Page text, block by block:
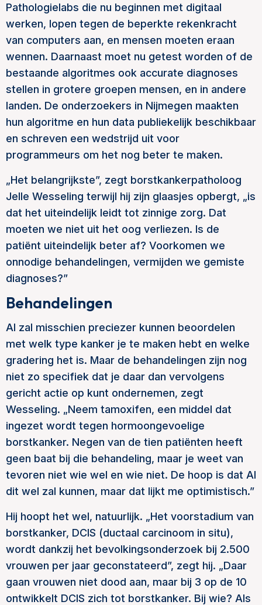
Pathologielabs die nu beginnen met digitaal
werken, lopen tegen de beperkte rekenkracht
van computers aan, en mensen moeten eraan
wennen. Daarnaast moet nu getest worden of de
bestaande algoritmes ook accurate diagnoses
stellen in grotere groepen mensen, en in andere
landen. De onderzoekers in Nijmegen maakten
hun algoritme en hun data publiekelijk beschikbaar
en schreven een wedstrijd uit voor
programmeurs om het nog beter te maken.
„Het belangrijkste”, zegt borstkankerpatholoog
Jelle Wesseling terwijl hij zijn glaasjes opbergt, „is
dat het uiteindelijk leidt tot zinnige zorg. Dat
moeten we niet uit het oog verliezen. Is de
patiënt uiteindelijk beter af? Voorkomen we
onnodige behandelingen, vermijden we gemiste
diagnoses?”
Behandelingen
AI zal misschien preciezer kunnen beoordelen
met welk type kanker je te maken hebt en welke
gradering het is. Maar de behandelingen zijn nog
niet zo specifiek dat je daar dan vervolgens
gericht actie op kunt ondernemen, zegt
Wesseling. „Neem tamoxifen, een middel dat
ingezet wordt tegen hormoongevoelige
borstkanker. Negen van de tien patiënten heeft
geen baat bij die behandeling, maar je weet van
tevoren niet wie wel en wie niet. De hoop is dat AI
dit wel zal kunnen, maar dat lijkt me optimistisch.”
Hij hoopt het wel, natuurlijk. „Het voorstadium van
borstkanker, DCIS (ductaal carcinoom in situ),
wordt dankzij het bevolkingsonderzoek bij 2.500
vrouwen per jaar geconstateerd”, zegt hij. „Daar
gaan vrouwen niet dood aan, maar bij 3 op de 10
ontwikkelt DCIS zich tot borstkanker. Bij wie? Als